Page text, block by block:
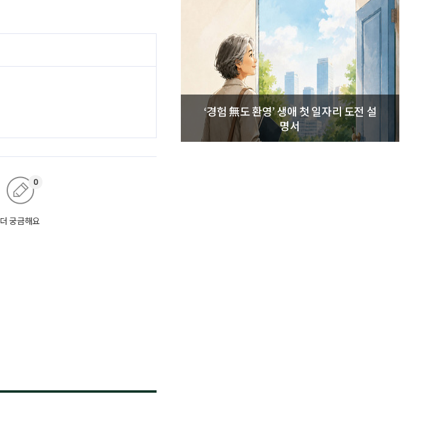
더 궁금해요
0
‘경험 無도 환영’ 생애 첫 일자리 도전 설
명서